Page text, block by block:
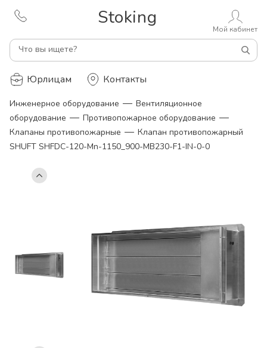
Stoking
Что вы ищете?
Мой кабинет
Юрлицам Контакты
Инженерное оборудование — Вентиляционное
оборудование — Противопожарное оборудование —
Клапаны противопожарные — Клапан противопожарный
SHUFT SHFDC-120-Mn-1150_900-MB230-F1-IN-0-0